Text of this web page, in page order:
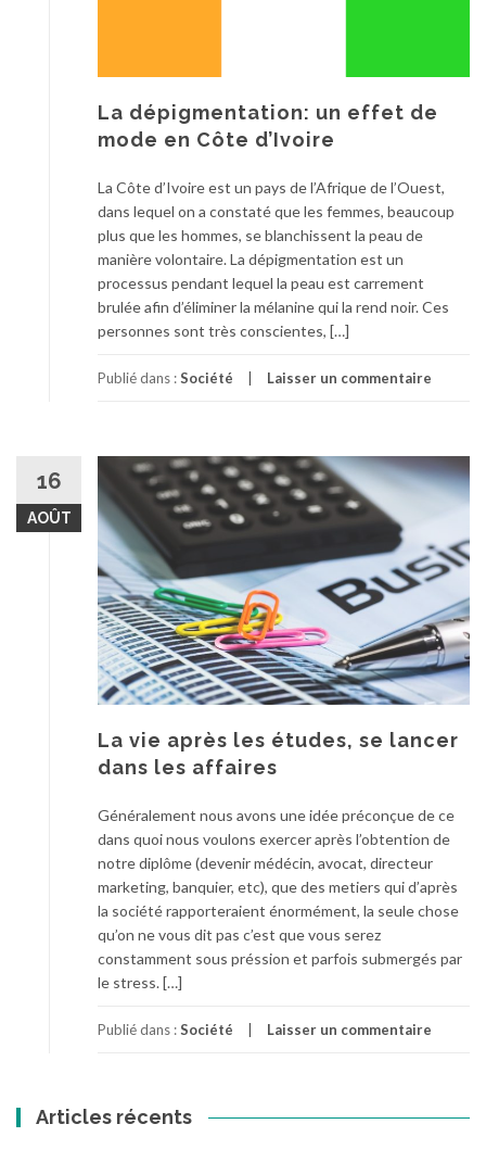
La dépigmentation: un effet de
mode en Côte d’Ivoire
La Côte d’Ivoire est un pays de l’Afrique de l’Ouest,
dans lequel on a constaté que les femmes, beaucoup
plus que les hommes, se blanchissent la peau de
manière volontaire. La dépigmentation est un
processus pendant lequel la peau est carrement
brulée afin d’éliminer la mélanine qui la rend noir. Ces
personnes sont très conscientes, […]
Publié dans :Société Laisser un commentaire
16
AOÛT
La vie après les études, se lancer
dans les affaires
Généralement nous avons une idée préconçue de ce
dans quoi nous voulons exercer après l’obtention de
notre diplôme (devenir médécin, avocat, directeur
marketing, banquier, etc), que des metiers qui d’après
la société rapporteraient énormément, la seule chose
qu’on ne vous dit pas c’est que vous serez
constamment sous préssion et parfois submergés par
le stress. […]
Publié dans :Société Laisser un commentaire
Articles récents